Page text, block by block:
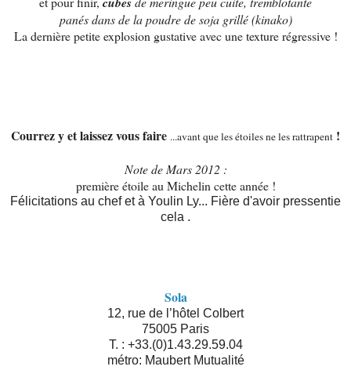
panés dans de la poudre de soja grillé (kinako)
La dernière petite explosion gustative avec une texture régressive !
Courrez y et laissez vous faire ...avant que les étoiles ne les rattrapent !
Note de Mars 2012 :
première étoile au Michelin cette année !
Félicitations au chef et à Youlin Ly... Fière d'avoir pressentie
cela .
Sola
12, rue de l’hôtel Colbert
75005 Paris
T. : +33.(0)1.43.29.59.04
métro: Maubert Mutualité